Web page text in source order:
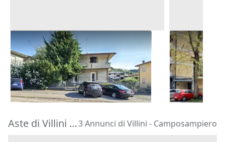
Asta Casa indipendente con corte
pertinenziale
Barbarano Mossano (Vicenza)
180.000 €
22/10/2026
Asta
Faenza
322.500 €
11/09/2026
Aste di Villini Camposampiero3 Annunci di Villini - Camposampiero